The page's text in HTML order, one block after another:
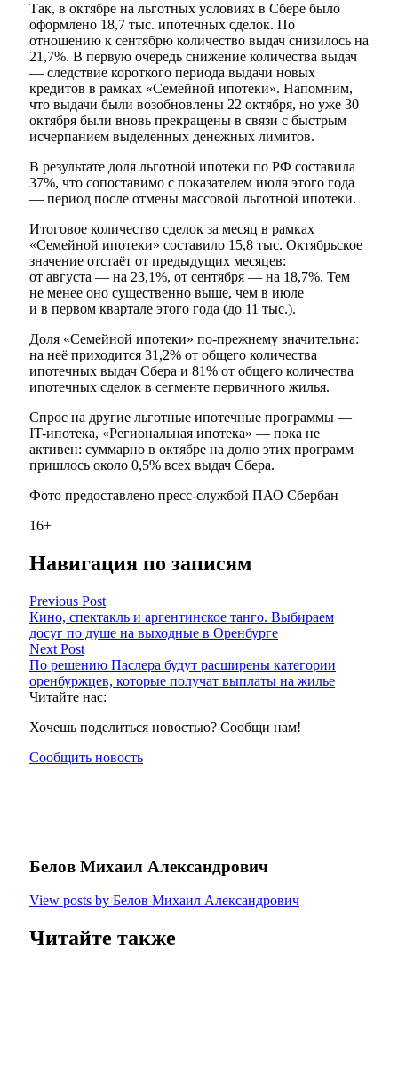
Так, в октябре на льготных условиях в Сбере было
оформлено 18,7 тыс. ипотечных сделок. По
отношению к сентябрю количество выдач снизилось на
21,7%. В первую очередь снижение количества выдач
— следствие короткого периода выдачи новых
кредитов в рамках «Семейной ипотеки». Напомним,
что выдачи были возобновлены 22 октября, но уже 30
октября были вновь прекращены в связи с быстрым
исчерпанием выделенных денежных лимитов.
В результате доля льготной ипотеки по РФ составила
37%, что сопоставимо с показателем июля этого года
— период после отмены массовой льготной ипотеки.
Итоговое количество сделок за месяц в рамках
«Семейной ипотеки» составило 15,8 тыс. Октябрьское
значение отстаёт от предыдущих месяцев:
от августа — на 23,1%, от сентября — на 18,7%. Тем
не менее оно существенно выше, чем в июле
и в первом квартале этого года (до 11 тыс.).
Доля «Семейной ипотеки» по-прежнему значительна:
на неё приходится 31,2% от общего количества
ипотечных выдач Сбера и 81% от общего количества
ипотечных сделок в сегменте первичного жилья.
Спрос на другие льготные ипотечные программы —
IT-ипотека, «Региональная ипотека» — пока не
активен: суммарно в октябре на долю этих программ
пришлось около 0,5% всех выдач Сбера.
Фото предоставлено пресс-службой ПАО Сбербан
16+
Навигация по записям
Previous Post
Кино, спектакль и аргентинское танго. Выбираем
досуг по душе на выходные в Оренбурге
Next Post
По решению Паслера будут расширены категории
оренбуржцев, которые получат выплаты на жилье
Читайте нас:
Хочешь поделиться новостью? Сообщи нам!
Сообщить новость
Белов Михаил Александрович
View posts by Белов Михаил Александрович
Читайте также